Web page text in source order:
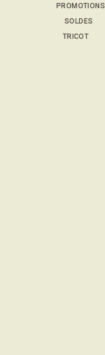
PROMOTIONS
SOLDES
TRICOT